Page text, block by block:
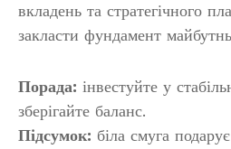
вкладень та стратегічного
закласти фундамент
Порада: інвестуйте у
зберігайте баланс.
Підсумок: біла смуга